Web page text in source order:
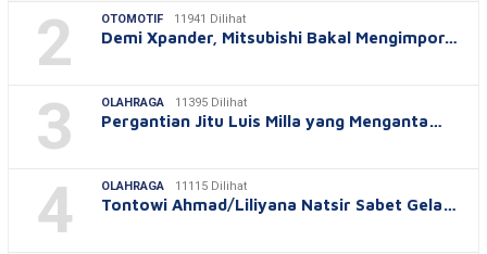
2 OTOMOTIF 11941 Dilihat
Demi Xpander, Mitsubishi Bakal Mengimpor…
3 OLAHRAGA 11395 Dilihat
Pergantian Jitu Luis Milla yang Menganta…
4 OLAHRAGA 11115 Dilihat
Tontowi Ahmad/Liliyana Natsir Sabet Gela…